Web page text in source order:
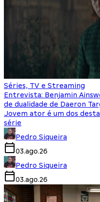
Séries, TV e Streaming
Entrevista: Benjamin
de dualidade de Daeron
Jovem ator é um dos
série
Pedro Siqueira
03.ago.26
Pedro Siqueira
03.ago.26